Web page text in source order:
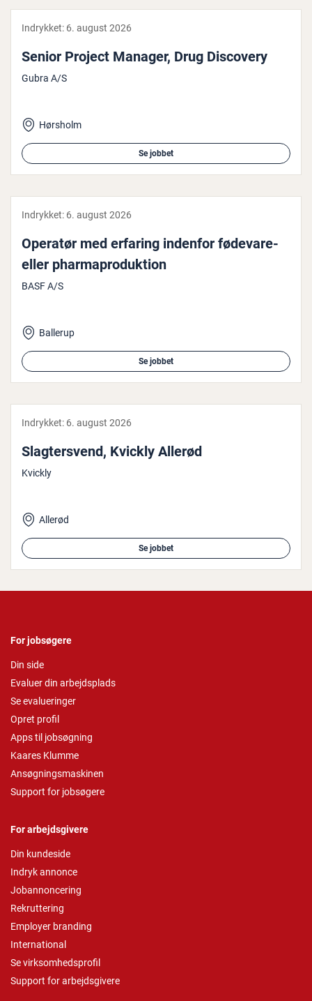
Indrykket: 6. august 2026
Senior Project Manager, Drug Discovery
Gubra A/S
Hørsholm
Se jobbet
Indrykket: 6. august 2026
Operatør med erfaring indenfor fødevare-
eller phar­mapro­duk­tion
BASF A/S
Ballerup
Se jobbet
Indrykket: 6. august 2026
Slag­ter­s­vend, Kvickly Allerød
Kvickly
Allerød
Se jobbet
For jobsøgere
Din side
Evaluer din arbejdsplads
Se evalueringer
Opret profil
Apps til jobsøgning
Kaares Klumme
Ansøgningsmaskinen
Support for jobsøgere
For arbejdsgivere
Din kundeside
Indryk annonce
Jobannoncering
Rekruttering
Employer branding
International
Se virksomhedsprofil
Support for arbejdsgivere